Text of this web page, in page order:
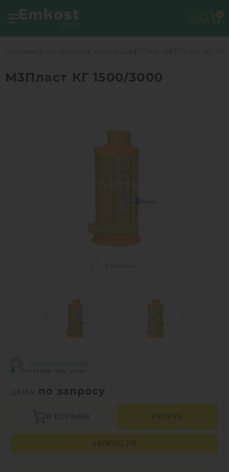
М3Пласт КГ 1500/3000
Нашли дешевле?
Поставка под заказ
ЦЕНА: по запросу